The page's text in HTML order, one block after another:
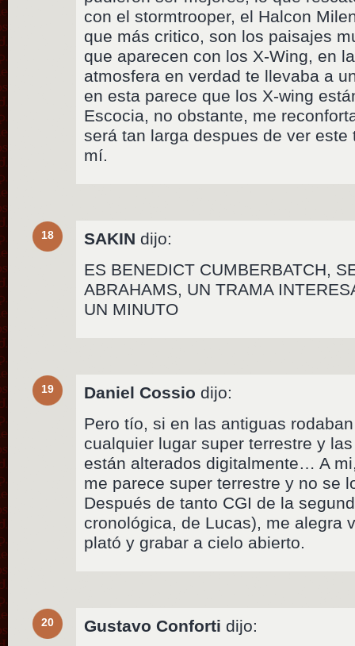
con el stormtrooper, el Halcon
que más critico, son los paisajes
que aparecen con los X-Wing, en
atmosfera en verdad te llevaba a
en esta parece que los X-wing
Escocia, no obstante, me
será tan larga despues de ver
mí.
18 SAKIN dijo:
ES BENEDICT CUMBERBATCH,
ABRAHAMS, UN TRAMA
UN MINUTO
19 Daniel Cossio dijo:
Pero tío, si en las antiguas
cualquier lugar super terrestre y
están alterados digitalmente… A
me parece super terrestre y no se
Después de tanto CGI de la
cronológica, de Lucas), me alegra
plató y grabar a cielo abierto.
20 Gustavo Conforti dijo: